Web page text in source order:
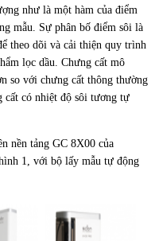
như là một hàm của điểm
mẫu. Sự phân bố điểm sôi là
theo dõi và cải thiện quy trình
lọc dầu. Chưng cất mô
so với chưng cất thông thường
cất có nhiệt độ sôi tương tự
nền tảng GC 8X00 của
1, với bộ lấy mẫu tự động